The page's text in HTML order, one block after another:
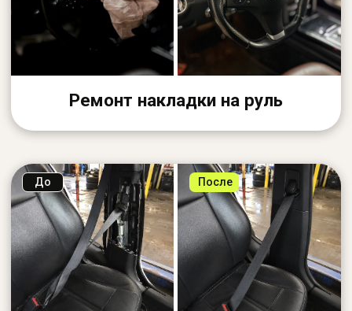
Не просто закрываем
повреждение — приводим
салон в порядок
Сохраняем заводской вид салона
Мы восстанавливаем элементы так, чтобы они
выглядели и ощущались как до происшествия.
Используем проверенные материалы и
технологии, уделяем внимание мелочам — от
строчки и фактуры до чистоты и запаха в
салоне